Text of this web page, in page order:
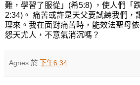
難，學習了服從」(希5:8) ，使人們「
2:34)。 痛苦或許是天父要試練我們，
理來。我在面對痛苦時，能效法聖母
怨天尤人，不意氣消沉嗎？
Agnes 於 下午6:34